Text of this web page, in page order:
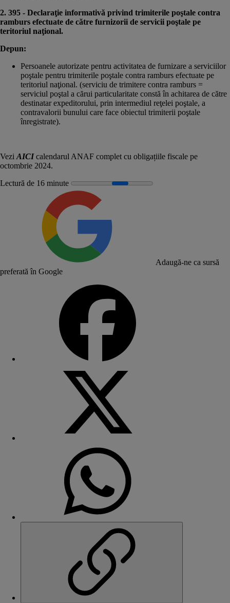
2. 395 - Declaraţie informativă privind trimiterile poştale contra
ramburs efectuate de către furnizorii de servicii poştale pe
teritoriul naţional.
Depun:
Persoanele autorizate pentru activitatea de furnizare a serviciilor
poştale pentru trimiterile poştale contra ramburs efectuate pe
teritoriul naţional. (serviciu de trimitere contra ramburs =
serviciul poştal a cărui particularitate constă în achitarea de către
destinatar expeditorului, prin intermediul reţelei poştale, a
contravalorii bunului care face obiectul trimiterii poştale
înregistrate).
Vezi AICIcalendarul ANAF complet cu obligațiile fiscale pe
octombrie 2024.
Lectură de 16 minute
Adaugă-ne ca sursă
preferată în Google